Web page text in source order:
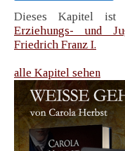
Dieses Kapitel
Erziehungs- und
Friedrich Franz I.
alle Kapitel sehen